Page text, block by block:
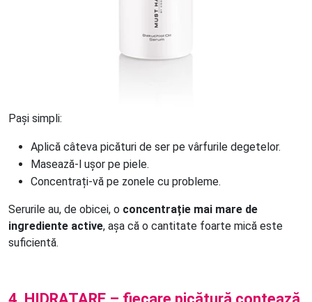
Pași simpli:
Aplică câteva picături de ser pe vârfurile degetelor.
Masează-l ușor pe piele.
Concentrați-vă pe zonele cu probleme.
Serurile au, de obicei, o concentrație mai mare de
ingrediente active, așa că o cantitate foarte mică este
suficientă.